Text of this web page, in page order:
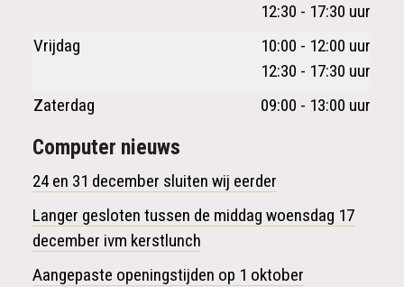
12:30 - 17:30 uur
Vrijdag
10:00 - 12:00 uur
12:30 - 17:30 uur
Zaterdag
09:00 - 13:00 uur
Computer nieuws
24 en 31 december sluiten wij eerder
Langer gesloten tussen de middag woensdag 17
december ivm kerstlunch
Aangepaste openingstijden op 1 oktober